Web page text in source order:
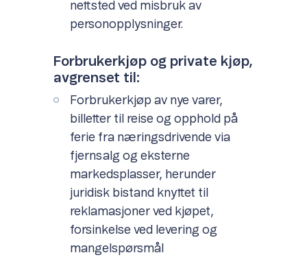
nettsted ved misbruk av
personopplysninger.
Forbrukerkjøp og private kjøp,
avgrenset til:
Forbrukerkjøp av nye varer,
billetter til reise og opphold på
ferie fra næringsdrivende via
fjernsalg og eksterne
markedsplasser, herunder
juridisk bistand knyttet til
reklamasjoner ved kjøpet,
forsinkelse ved levering og
mangelspørsmål